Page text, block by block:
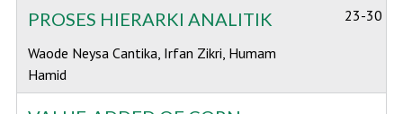
PROSES HIERARKI ANALITIK
Waode Neysa Cantika, Irfan Zikri, Humam
Hamid
23-30